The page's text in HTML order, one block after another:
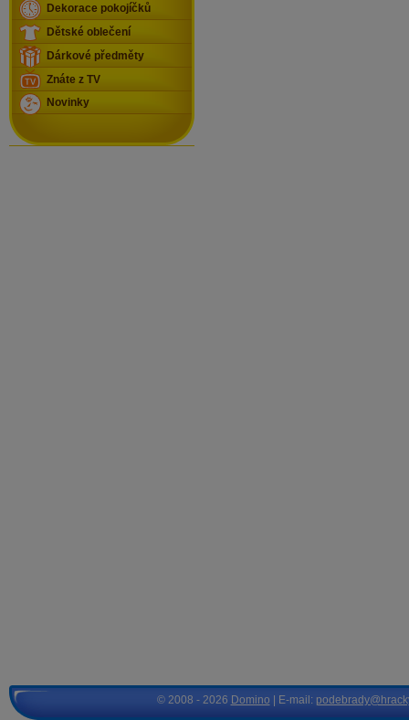
Dekorace pokojíčků
Dětské oblečení
Dárkové předměty
Znáte z TV
Novinky
© 2008 - 2026 Domino | E-mail: